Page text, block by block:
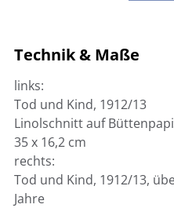
Technik & Maße
links:
Tod und Kind, 1912/13
Linolschnitt auf
35 x 16,2 cm
rechts:
Tod und Kind, 1912/13,
Jahre